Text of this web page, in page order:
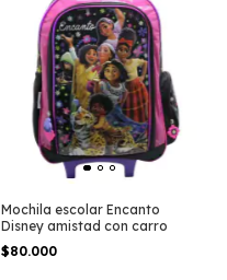
Mochila escolar Encanto
Disney amistad con carro
$80.000